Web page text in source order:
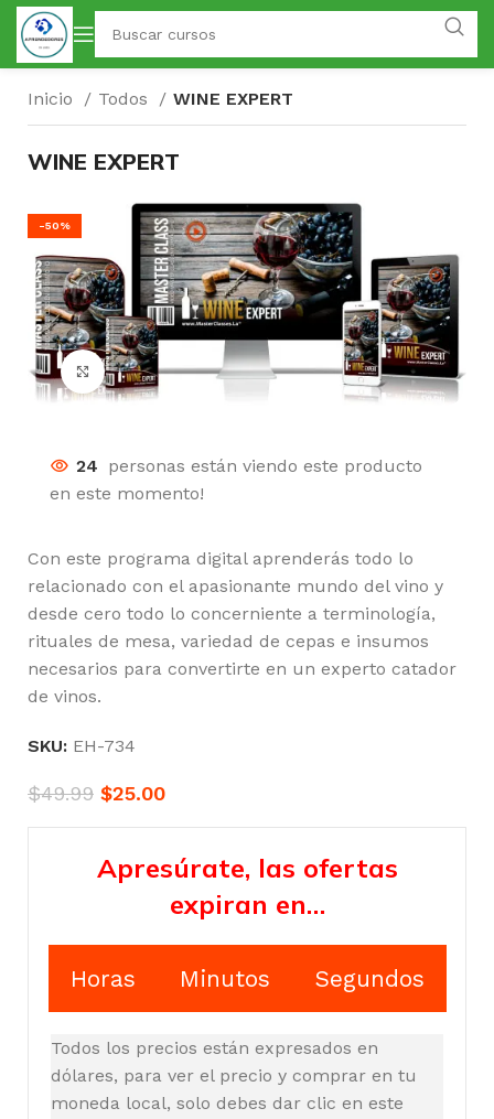
Inicio Todos WINE EXPERT
WINE EXPERT
-50%
Click para agrandar
24 personas están viendo este producto
en este momento!
Con este programa digital aprenderás todo lo
relacionado con el apasionante mundo del vino y
desde cero todo lo concerniente a terminología,
rituales de mesa, variedad de cepas e insumos
necesarios para convertirte en un experto catador
de vinos.
SKU: EH-734
$49.99 $25.00
Apresúrate, las ofertas
expiran en…
Horas Minutos Segundos
Todos los precios están expresados en
dólares, para ver el precio y comprar en tu
moneda local, solo debes dar clic en este